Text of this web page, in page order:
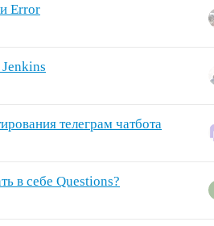
Error
Jenkins
телеграм чатбота
в себе Questions?